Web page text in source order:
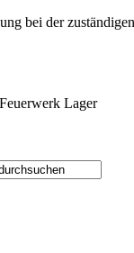
bei der